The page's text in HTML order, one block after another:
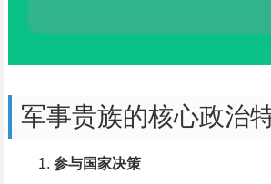
军事贵族的核心政治
参与国家决策